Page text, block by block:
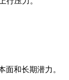
和长期潜力。